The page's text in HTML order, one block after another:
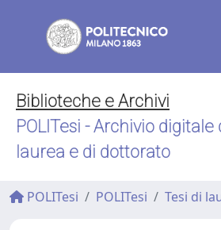
Biblioteche e Archivi
POLITesi - Archivio digitale
laurea e di dottorato
POLITesi POLITesi Tesi di